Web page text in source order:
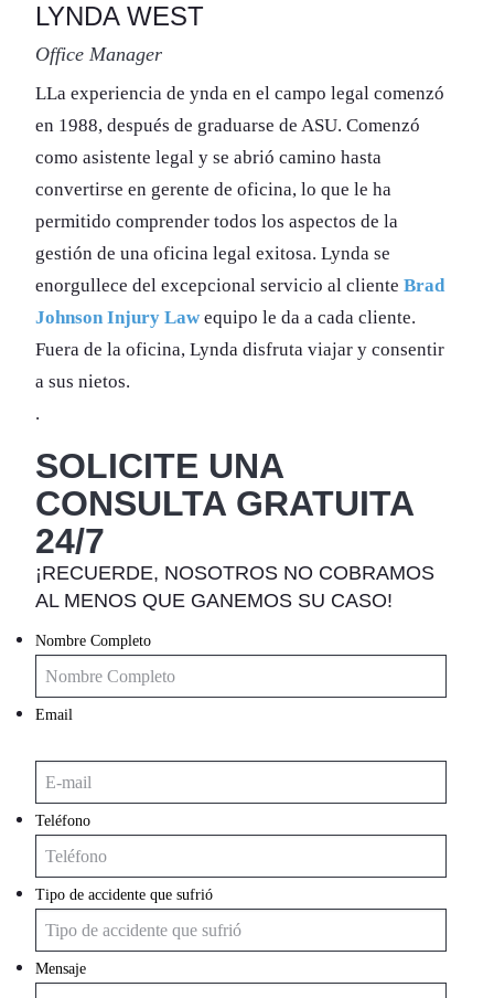
LYNDA WEST
Office Manager
LLa experiencia de ynda en el campo legal comenzó
en 1988, después de graduarse de ASU. Comenzó
como asistente legal y se abrió camino hasta
convertirse en gerente de oficina, lo que le ha
permitido comprender todos los aspectos de la
gestión de una oficina legal exitosa. Lynda se
enorgullece del excepcional servicio al cliente Brad
Johnson Injury Law equipo le da a cada cliente.
Fuera de la oficina, Lynda disfruta viajar y consentir
a sus nietos.
.
SOLICITE UNA
CONSULTA GRATUITA
24/7
¡RECUERDE, NOSOTROS NO COBRAMOS
AL MENOS QUE GANEMOS SU CASO!
Nombre Completo
Email
Teléfono
Tipo de accidente que sufrió
Mensaje